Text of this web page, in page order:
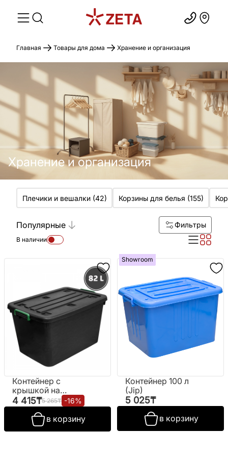
Главная Товары для дома Хранение и организация
Хранение и организация
Плечики и вешалки(42) Корзины для белья (155)
Популярные Фильтры
В наличии
Контейнер с
крышкой на
колесиках,
чёрный (82 л.)
4 415₸5 265₸ -16%
в корзину
Showroom
Контейнер 100 л
(Jip)
5 025₸
в корзину